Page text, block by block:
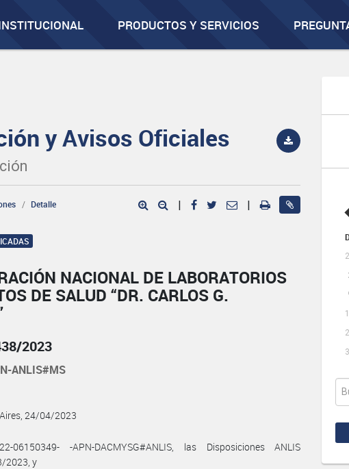
PRODUCTOS Y SERVICIOS
y Avisos Oficiales
Detalle | |
NACIONAL DE LABORATORIOS
DE SALUD “DR. CARLOS G.
2023
ANLIS#MS
24/04/2023
06150349- -APN-DACMYSG#ANLIS, las Disposiciones ANLIS
2023, y